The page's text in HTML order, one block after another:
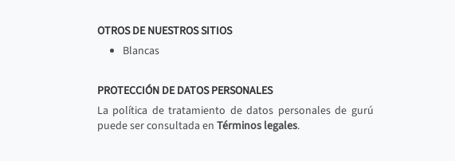
OTROS DE NUESTROS SITIOS
Blancas
PROTECCIÓN DE DATOS PERSONALES
La política de tratamiento de datos personales de gurú
puede ser consultada en Términos legales.